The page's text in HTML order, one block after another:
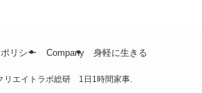
リシー Company 身軽に生きる
リエイトラボ総研 1日1時間家事.